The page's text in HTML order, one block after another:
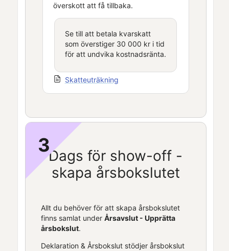
överskott att få tillbaka.
Se till att betala kvarskatt
som överstiger 30 000 kr i tid
för att undvika kostnadsränta.
Skatteuträkning
3Dags för show-off -
skapa årsbokslutet
Allt du behöver för att skapa årsbokslutet
finns samlat under Årsavslut - Upprätta
årsbokslut.
Deklaration & Årsbokslutstödjer årsbokslut